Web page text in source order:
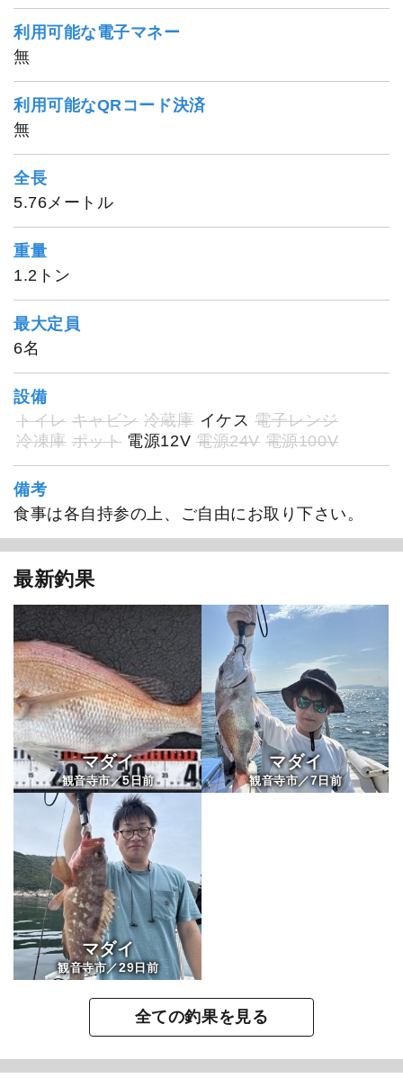
利用可能な電子マネー
無
利用可能なQRコード決済
無
全長
5.76メートル
重量
1.2トン
最大定員
6名
設備
トイレ キャビン 冷蔵庫 イケス 電子レンジ
冷凍庫 ポット 電源12V 電源24V 電源100V
備考
食事は各自持参の上、ご自由にお取り下さい。
最新釣果
マダイ
観音寺市／5日前
マダイ
観音寺市／7日前
マダイ
観音寺市／29日前
全ての釣果を見る